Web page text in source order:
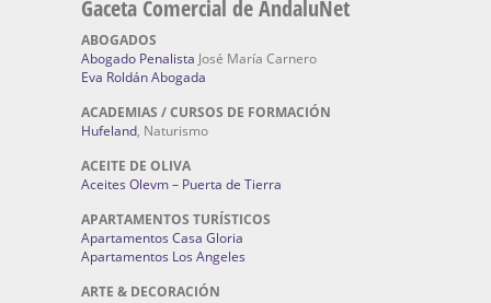
Gaceta Comercial de AndaluNet
ABOGADOS
Abogado Penalista José María Carnero
Eva Roldán Abogada
ACADEMIAS / CURSOS DE FORMACIÓN
Hufeland, Naturismo
ACEITE DE OLIVA
Aceites Olevm – Puerta de Tierra
APARTAMENTOS TURÍSTICOS
Apartamentos Casa Gloria
Apartamentos Los Angeles
ARTE & DECORACIÓN